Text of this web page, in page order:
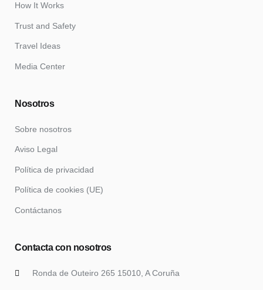
How It Works
Trust and Safety
Travel Ideas
Media Center
Nosotros
Sobre nosotros
Aviso Legal
Política de privacidad
Política de cookies (UE)
Contáctanos
Contacta con nosotros
Ronda de Outeiro 265 15010, A Coruña